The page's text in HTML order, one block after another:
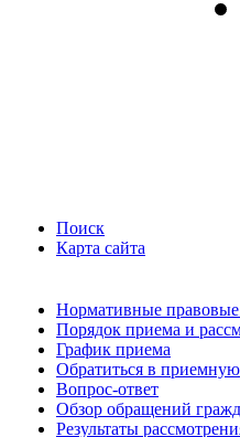
Поиск
Карта сайта
Нормативные
Порядок приема и
График приема
Обратиться в приемную
Вопрос-ответ
Обзор обращений
Результаты